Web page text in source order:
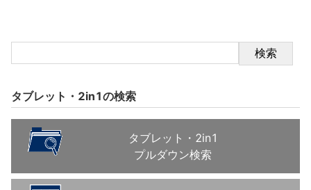
検索
タブレット・2in1の検索
タブレット・2in1
プルダウン検索